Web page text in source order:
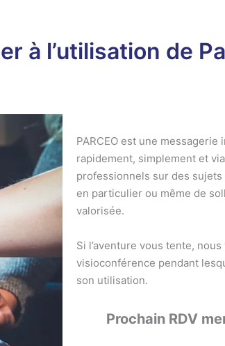
à l’utilisation de
PARCEO est une
rapidement, simplement et
professionnels sur des sujets
en particulier ou même de
valorisée.
Si l’aventure vous tente,
visioconférence pendant
son utilisation.
Prochain RDV